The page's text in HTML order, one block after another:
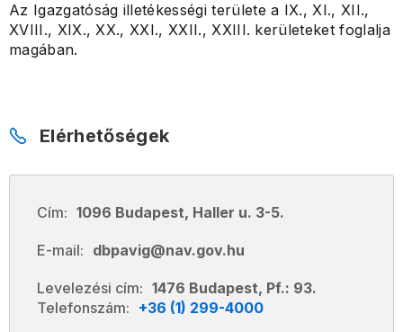
Az Igazgatóság illetékességi területe a IX., XI., XII.,
XVIII., XIX., XX., XXI., XXII., XXIII. kerületeket foglalja
magában.
Elérhetőségek
Cím: 1096 Budapest, Haller u. 3-5.
E-mail: dbpavig@nav.gov.hu
Levelezési cím: 1476 Budapest, Pf.: 93.
Telefonszám: +36 (1) 299-4000